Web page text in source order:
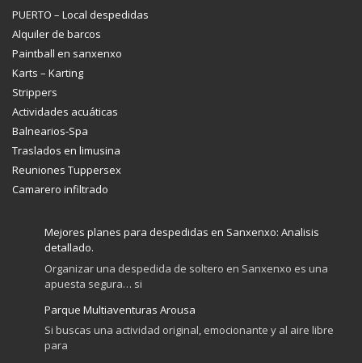
PUERTO – Local despedidas
Alquiler de barcos
Paintball en sanxenxo
Karts – Karting
Strippers
Actividades acuáticas
Balnearios-Spa
Traslados en limusina
Reuniones Tuppersex
Camarero infiltrado
Mejores planes para despedidas en Sanxenxo: Analisis
detallado.
Organizar una despedida de soltero en Sanxenxo es una
apuesta segura… si
Parque Multiaventuras Arousa
Si buscas una actividad original, emocionante y al aire libre
para